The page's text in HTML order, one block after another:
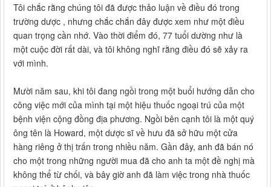
Tôi chắc rằng chúng tôi đã được thảo luận về điều đó trong
trường dược , nhưng chắc chắn đây được xem như một điều
quan trọng cần nhớ. Vào thời điểm đó, 77 tuổi dường như là
một cuộc đời rất dài, và tôi không nghĩ rằng điều đó sẽ xảy ra
với mình.
Mười năm sau, khi tôi đang ngồi trong một buổi hướng dẫn cho
công việc mới của mình tại một hiệu thuốc ngoại trú của một
bệnh viện cộng đồng địa phương. Ngồi bên cạnh tôi là một quý
ông tên là Howard, một dược sĩ về hưu đã sở hữu một cửa
hàng riêng ở thị trấn trong nhiều năm. Gần đây, anh đã bán nó
cho một trong những người mua đã cho anh ta một đề nghị mà
không thể từ chối, và bây giờ anh đã làm việc trong nhà thuốc